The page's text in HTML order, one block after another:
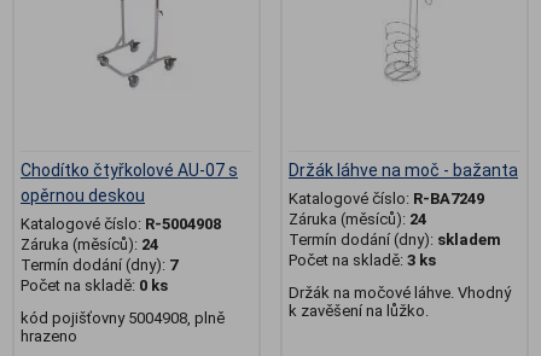
Chodítko čtyřkolové AU-07 s
opěrnou deskou
Katalogové číslo: R-5004908
Záruka (měsíců): 24
Termín dodání (dny): 7
Počet na skladě: 0 ks
kód pojišťovny 5004908, plně
hrazeno
Držák láhve na moč - bažanta
Katalogové číslo: R-BA7249
Záruka (měsíců): 24
Termín dodání (dny): skladem
Počet na skladě: 3 ks
Držák na močové láhve. Vhodný
k zavěšení na lůžko.